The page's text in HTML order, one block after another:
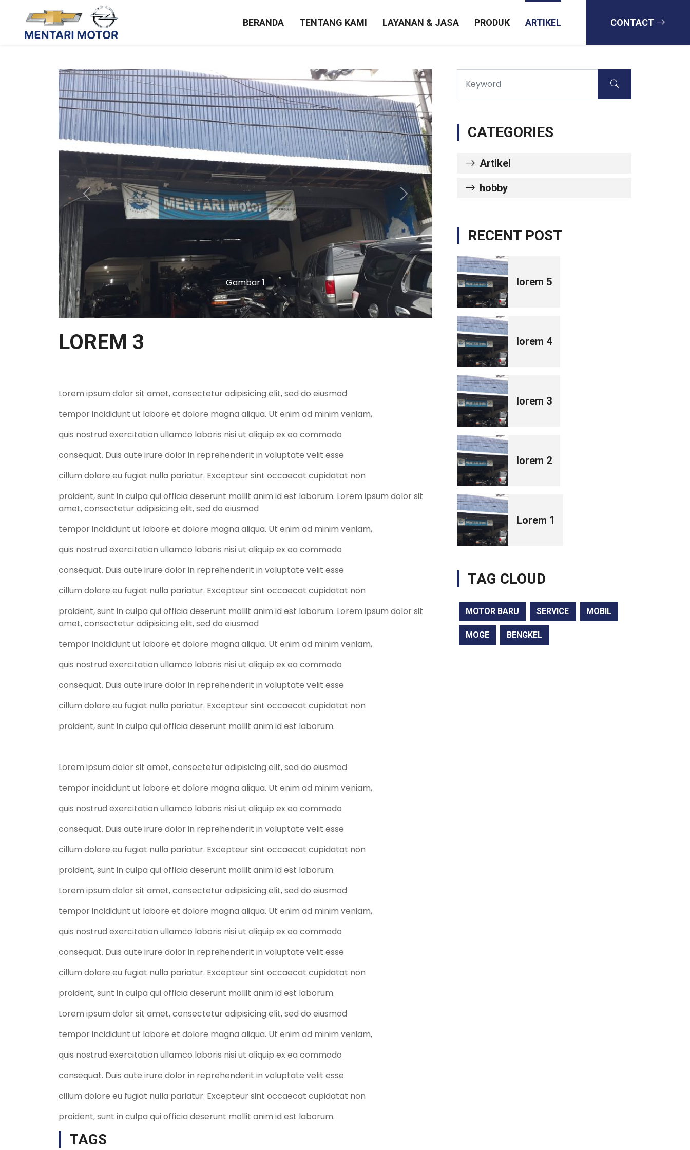
BERANDA TENTANG KAMI LAYANAN & JASA PRODUK ARTIKEL CONTACT
Gambar 1
Previous Next
LOREM 3
Lorem ipsum dolor sit amet, consectetur adipisicing elit, sed do eiusmod
tempor incididunt ut labore et dolore magna aliqua. Ut enim ad minim veniam,
quis nostrud exercitation ullamco laboris nisi ut aliquip ex ea commodo
consequat. Duis aute irure dolor in reprehenderit in voluptate velit esse
cillum dolore eu fugiat nulla pariatur. Excepteur sint occaecat cupidatat non
proident, sunt in culpa qui officia deserunt mollit anim id est laborum. Lorem ipsum dolor sit
amet, consectetur adipisicing elit, sed do eiusmod
tempor incididunt ut labore et dolore magna aliqua. Ut enim ad minim veniam,
quis nostrud exercitation ullamco laboris nisi ut aliquip ex ea commodo
consequat. Duis aute irure dolor in reprehenderit in voluptate velit esse
cillum dolore eu fugiat nulla pariatur. Excepteur sint occaecat cupidatat non
proident, sunt in culpa qui officia deserunt mollit anim id est laborum. Lorem ipsum dolor sit
amet, consectetur adipisicing elit, sed do eiusmod
tempor incididunt ut labore et dolore magna aliqua. Ut enim ad minim veniam,
quis nostrud exercitation ullamco laboris nisi ut aliquip ex ea commodo
consequat. Duis aute irure dolor in reprehenderit in voluptate velit esse
cillum dolore eu fugiat nulla pariatur. Excepteur sint occaecat cupidatat non
proident, sunt in culpa qui officia deserunt mollit anim id est laborum.
Lorem ipsum dolor sit amet, consectetur adipisicing elit, sed do eiusmod
tempor incididunt ut labore et dolore magna aliqua. Ut enim ad minim veniam,
quis nostrud exercitation ullamco laboris nisi ut aliquip ex ea commodo
consequat. Duis aute irure dolor in reprehenderit in voluptate velit esse
cillum dolore eu fugiat nulla pariatur. Excepteur sint occaecat cupidatat non
proident, sunt in culpa qui officia deserunt mollit anim id est laborum.
Lorem ipsum dolor sit amet, consectetur adipisicing elit, sed do eiusmod
tempor incididunt ut labore et dolore magna aliqua. Ut enim ad minim veniam,
quis nostrud exercitation ullamco laboris nisi ut aliquip ex ea commodo
consequat. Duis aute irure dolor in reprehenderit in voluptate velit esse
cillum dolore eu fugiat nulla pariatur. Excepteur sint occaecat cupidatat non
proident, sunt in culpa qui officia deserunt mollit anim id est laborum.
Lorem ipsum dolor sit amet, consectetur adipisicing elit, sed do eiusmod
tempor incididunt ut labore et dolore magna aliqua. Ut enim ad minim veniam,
quis nostrud exercitation ullamco laboris nisi ut aliquip ex ea commodo
consequat. Duis aute irure dolor in reprehenderit in voluptate velit esse
cillum dolore eu fugiat nulla pariatur. Excepteur sint occaecat cupidatat non
proident, sunt in culpa qui officia deserunt mollit anim id est laborum.
TAGS
CATEGORIES
Artikel
hobby
RECENT POST
lorem 5
lorem 4
lorem 3
lorem 2
Lorem 1
TAG CLOUD
MOTOR BARU SERVICE MOBIL
MOGE BENGKEL